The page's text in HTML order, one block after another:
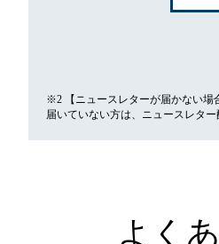
※2 【ニュースレターが届かない場
届いていない方は、ニュースレタ
よく